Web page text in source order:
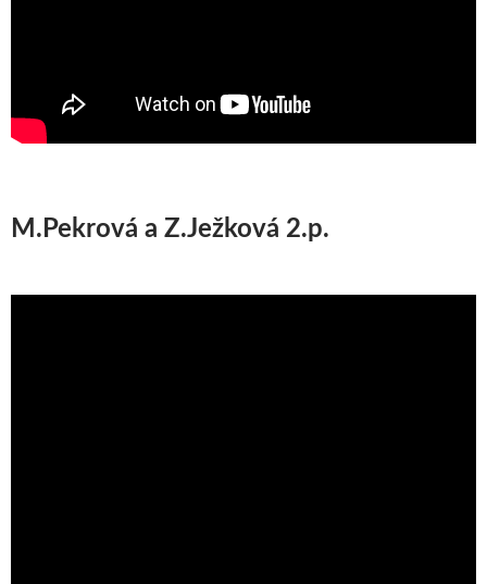
M.Pekrová a Z.Ježková 2.p.